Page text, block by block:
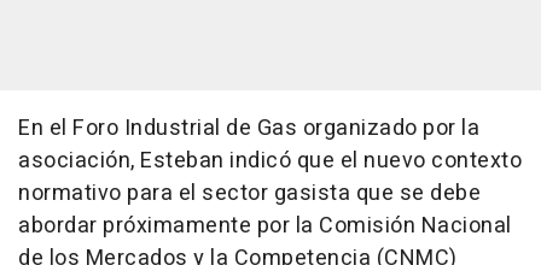
En el Foro Industrial de Gas organizado por la
asociación, Esteban indicó que el nuevo contexto
normativo para el sector gasista que se debe
abordar próximamente por la Comisión Nacional
de los Mercados y la Competencia (CNMC)